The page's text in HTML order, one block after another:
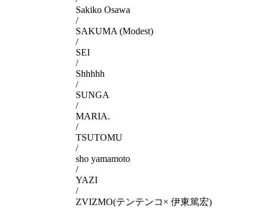
Sakiko Osawa
/
SAKUMA (Modest)
/
SEI
/
Shhhhh
/
SUNGA
/
MARIA.
/
TSUTOMU
/
sho yamamoto
/
YAZI
/
ZVIZMO(テンテンコ× 伊東篤宏)